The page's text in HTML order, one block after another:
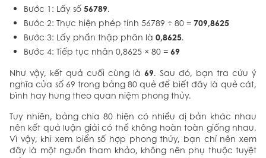
Bước 1: Lấy số 56789.
Bước 2: Thực hiện phép tính 56789 ÷ 80 = 709,8625
Bước 3: Lấy phần thập phân là 0,8625.
Bước 4: Tiếp tục nhân 0,8625 × 80 = 69
Như vậy, kết quả cuối cùng là 69. Sau đó, bạn tra cứu ý
nghĩa của số 69 trong bảng 80 quẻ để biết đây là quẻ cát,
bình hay hung theo quan niệm phong thủy.
Tuy nhiên, bảng chia 80 hiện có nhiều dị bản khác nhau
nên kết quả luận giải có thể không hoàn toàn giống nhau.
Vì vậy, khi xem biển số hợp phong thủy, bạn chỉ nên xem
đây là một nguồn tham khảo, không nên phụ thuộc tuyệt